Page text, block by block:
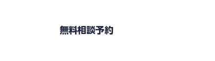
無料相談予約